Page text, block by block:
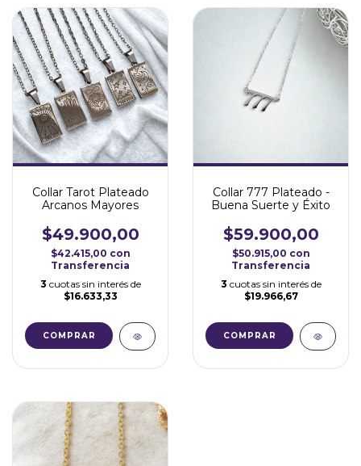
Collar Tarot Plateado
Arcanos Mayores
$49.900,00
$42.415,00 con
Transferencia
3 cuotas sin interés de
$16.633,33
COMPRAR
Collar 777 Plateado -
Buena Suerte y Éxito
$59.900,00
$50.915,00 con
Transferencia
3 cuotas sin interés de
$19.966,67